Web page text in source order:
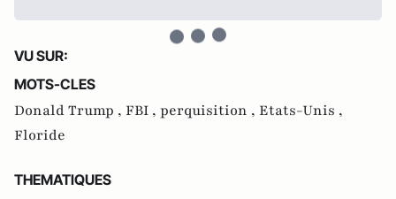
VU SUR:
MOTS-CLES
Donald Trump , FBI , perquisition , Etats-Unis ,
Floride
THEMATIQUES